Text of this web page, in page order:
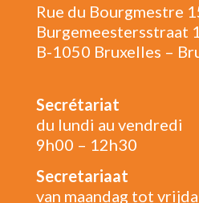
Rue du Bourgmestre
Burgemeestersstraat
B-1050 Bruxelles –
Secrétariat
du lundi au vendredi
9h00 – 12h30
Secretariaat
van maandag tot